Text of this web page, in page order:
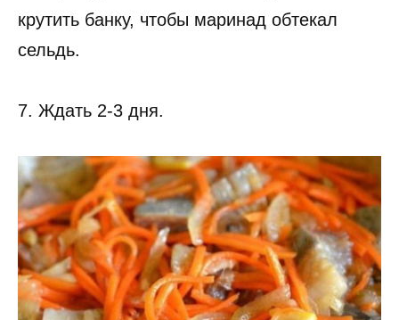
крутить банку, чтобы маринад обтекал
сельдь.
7. Ждать 2-3 дня.